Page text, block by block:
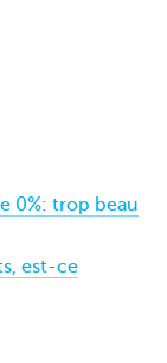
0%: trop beau
est-ce